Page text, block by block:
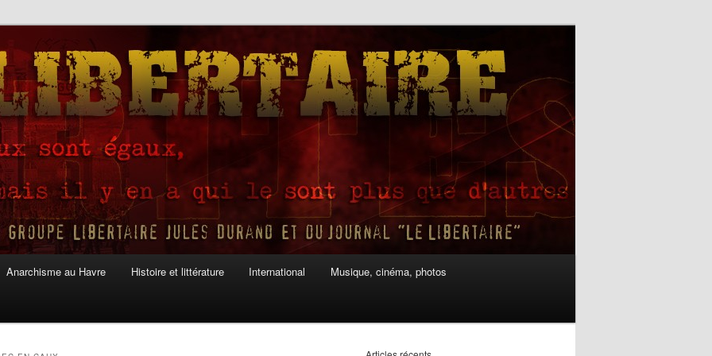
Anarchisme au Havre Histoire et littérature International Musique, cinéma, photos